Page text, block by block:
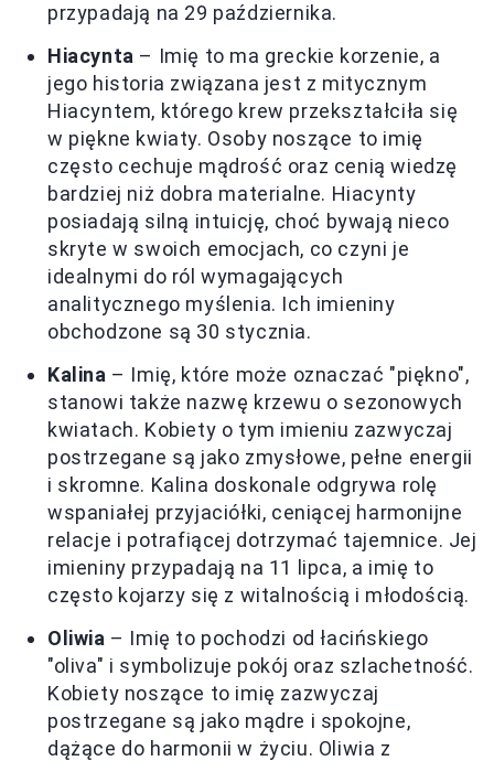
przypadają na 29 października.
Hiacynta – Imię to ma greckie korzenie, a
jego historia związana jest z mitycznym
Hiacyntem, którego krew przekształciła się
w piękne kwiaty. Osoby noszące to imię
często cechuje mądrość oraz cenią wiedzę
bardziej niż dobra materialne. Hiacynty
posiadają silną intuicję, choć bywają nieco
skryte w swoich emocjach, co czyni je
idealnymi do ról wymagających
analitycznego myślenia. Ich imieniny
obchodzone są 30 stycznia.
Kalina – Imię, które może oznaczać "piękno",
stanowi także nazwę krzewu o sezonowych
kwiatach. Kobiety o tym imieniu zazwyczaj
postrzegane są jako zmysłowe, pełne energii
i skromne. Kalina doskonale odgrywa rolę
wspaniałej przyjaciółki, ceniącej harmonijne
relacje i potrafiącej dotrzymać tajemnice. Jej
imieniny przypadają na 11 lipca, a imię to
często kojarzy się z witalnością i młodością.
Oliwia – Imię to pochodzi od łacińskiego
"oliva" i symbolizuje pokój oraz szlachetność.
Kobiety noszące to imię zazwyczaj
postrzegane są jako mądre i spokojne,
dążące do harmonii w życiu. Oliwia z